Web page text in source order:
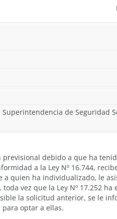
de Seguridad
previsional debido a que ha
a la Ley Nº 16.744,
a quien ha individualizado, le
vez que la Ley Nº 17.252 ha
la solicitud anterior, se le
para optar a ellas.